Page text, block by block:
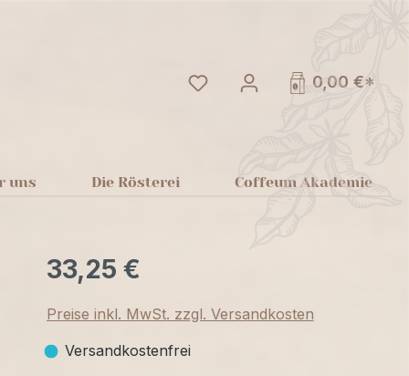
Du hast 0 Produkte auf
0,00 €*
uns Die Rösterei Coffeum Akademie
33,25 €
Preise inkl. MwSt. zzgl. Versandkosten
Versandkostenfrei